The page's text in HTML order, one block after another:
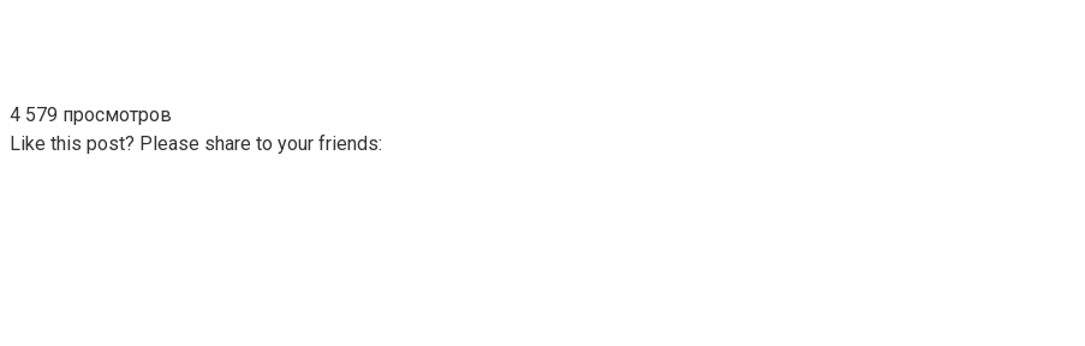
4 579 просмотров
Like this post? Please share to your friends: